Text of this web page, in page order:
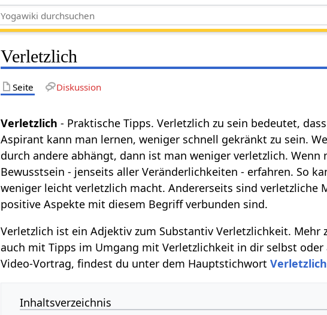
Verletzlich
Seite Diskussion
Verletzlich- Praktische Tipps. Verletzlich zu sein bedeutet,
Aspirant kann man lernen, weniger schnell gekränkt zu sein.
durch andere abhängt, dann ist man weniger verletzlich.
Bewusstsein - jenseits aller Veränderlichkeiten - erfahren. So
weniger leicht verletzlich macht. Andererseits sind verletzliche
positive Aspekte mit diesem Begriff verbunden sind.
Verletzlich ist ein Adjektiv zum Substantiv Verletzlichkeit. Mehr
auch mit Tipps im Umgang mit Verletzlichkeit in dir selbst oder
Video-Vortrag, findest du unter dem Hauptstichwort
Inhaltsverzeichnis